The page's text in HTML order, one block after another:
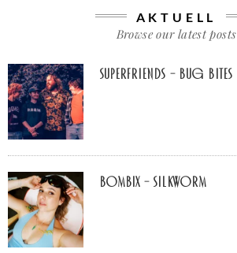
AKTUELL
Browse our latest posts
Superfriends – Bug Bites
Bombix – Silkworm